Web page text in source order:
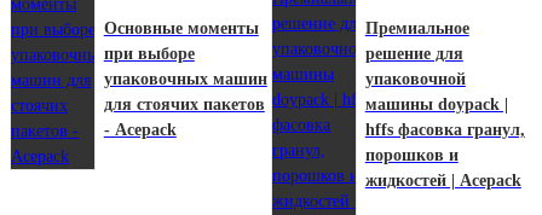
Основные моменты
при выборе
упаковочных машин
для стоячих пакетов
- Acepack
Премиальное
решение для
упаковочной
машины doypack |
hffs фасовка гранул,
порошков и
жидкостей | Acepack